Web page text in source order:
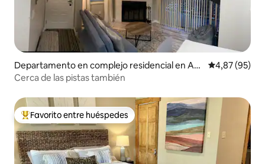
Departamento en complejo residencial en An
gel Fire
Calificación
4,87 (95)
Cerca de las pistas también
Favorito entre los huéspedes más destacados
Favorito entre huéspedes